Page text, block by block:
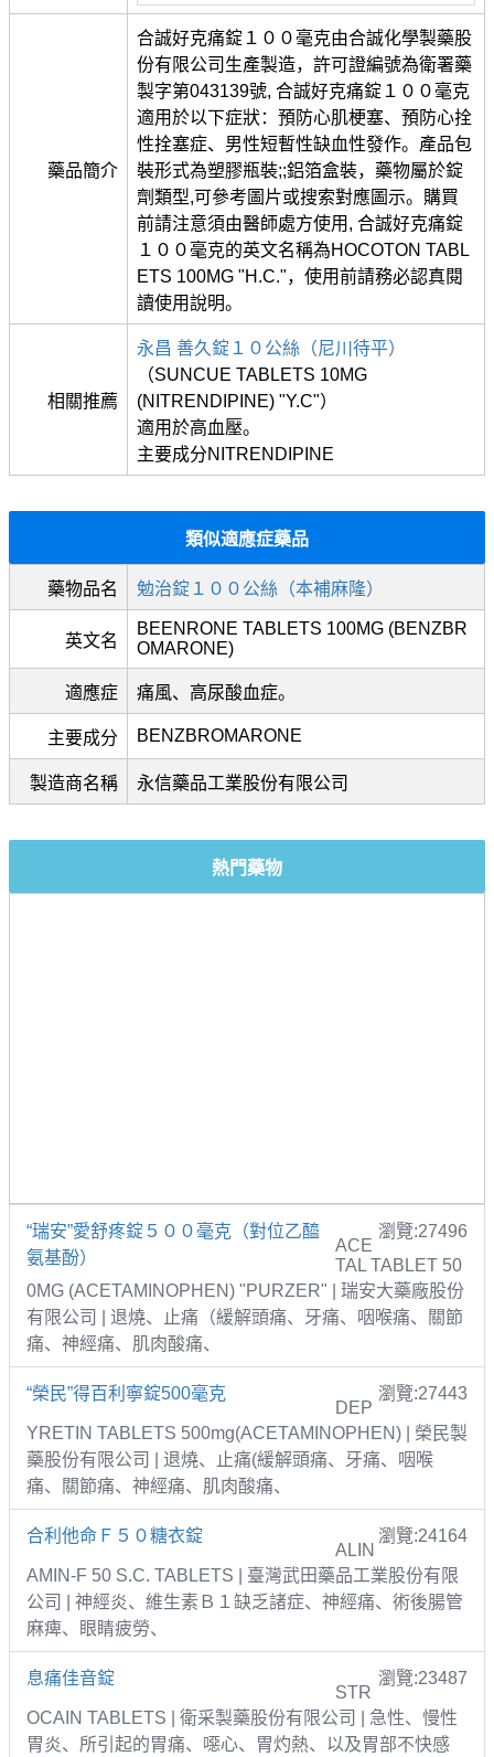
藥品簡介
合誠好克痛錠１００毫克由合誠化學製藥股
份有限公司生產製造，許可證編號為衛署藥
製字第043139號, 合誠好克痛錠１００毫克
適用於以下症狀：預防心肌梗塞、預防心拴
性拴塞症、男性短暫性缺血性發作。產品包
裝形式為塑膠瓶裝;;鋁箔盒裝，藥物屬於錠
劑類型,可參考圖片或搜索對應圖示。購買
前請注意須由醫師處方使用, 合誠好克痛錠
１００毫克的英文名稱為HOCOTON TABL
ETS 100MG "H.C."，使用前請務必認真閱
讀使用說明。
相關推薦
永昌 善久錠１０公絲（尼川待平）
（SUNCUE TABLETS 10MG
(NITRENDIPINE) "Y.C"）
適用於高血壓。
主要成分NITRENDIPINE
類似適應症藥品
藥物品名 勉治錠１００公絲（本補麻隆）
英文名
BEENRONE TABLETS 100MG (BENZBR
OMARONE)
適應症 痛風、高尿酸血症。
主要成分 BENZBROMARONE
製造商名稱 永信藥品工業股份有限公司
熱門藥物
“瑞安”愛舒疼錠５００毫克（對位乙醯
氨基酚）
瀏覽:27496
ACE
TAL TABLET 50
0MG (ACETAMINOPHEN) "PURZER" | 瑞安大藥廠股份
有限公司 | 退燒、止痛（緩解頭痛、牙痛、咽喉痛、關節
痛、神經痛、肌肉酸痛、
“榮民”得百利寧錠500毫克 瀏覽:27443
DEP
YRETIN TABLETS 500mg(ACETAMINOPHEN) | 榮民製
藥股份有限公司 | 退燒、止痛(緩解頭痛、牙痛、咽喉
痛、關節痛、神經痛、肌肉酸痛、
合利他命Ｆ５０糖衣錠 瀏覽:24164
ALIN
AMIN-F 50 S.C. TABLETS | 臺灣武田藥品工業股份有限
公司 | 神經炎、維生素Ｂ１缺乏諸症、神經痛、術後腸管
麻痺、眼睛疲勞、
息痛佳音錠 瀏覽:23487
STR
OCAIN TABLETS | 衛采製藥股份有限公司 | 急性、慢性
胃炎、所引起的胃痛、噁心、胃灼熱、以及胃部不快感